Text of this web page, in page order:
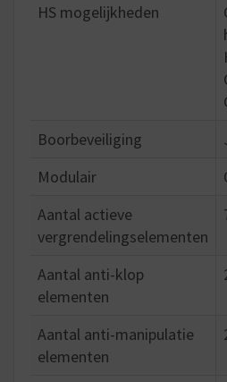
HS mogelijkheden
Boorbeveiliging
Modulair
Aantal actieve
vergrendelingselementen
Aantal anti-klop
elementen
Aantal anti-manipulatie
elementen